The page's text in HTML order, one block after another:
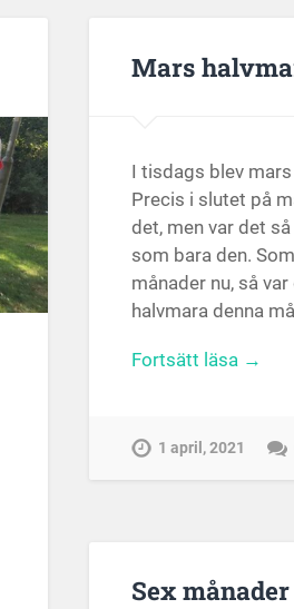
Mars
I tisdags blev
Precis i slutet på
det, men var det
som bara den.
månader nu, så
halvmara denna
Fortsätt läsa →
1 april, 2021
Sex